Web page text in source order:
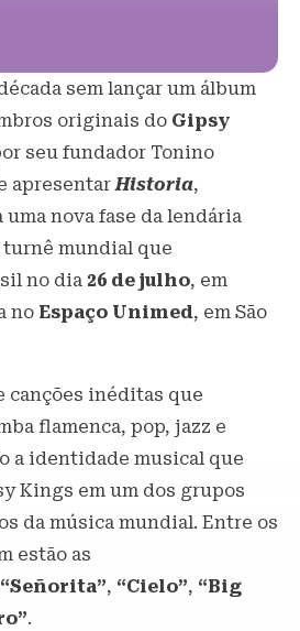
sem lançar um álbum
originais do Gipsy
seu fundador Tonino
apresentarHistoria,
nova fase da lendária
turnê mundial que
no dia 26 de julho, em
no Espaço Unimed, em São
canções inéditas que
flamenca, pop, jazz e
a identidade musical que
Kings em um dos grupos
da música mundial. Entre os
estão as
“Señorita”, “Cielo”, “Big
.